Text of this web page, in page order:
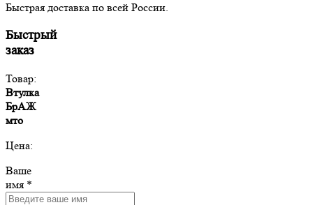
Быстрая доставка по всей России.
Быстрый
заказ
Товар:
Втулка
БрАЖ
мто
Цена:
Ваше
имя *